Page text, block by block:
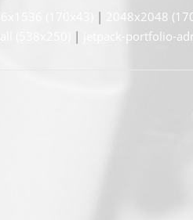
(170x43) | 2048x2048
(538x250) | jetpack-portfolio-